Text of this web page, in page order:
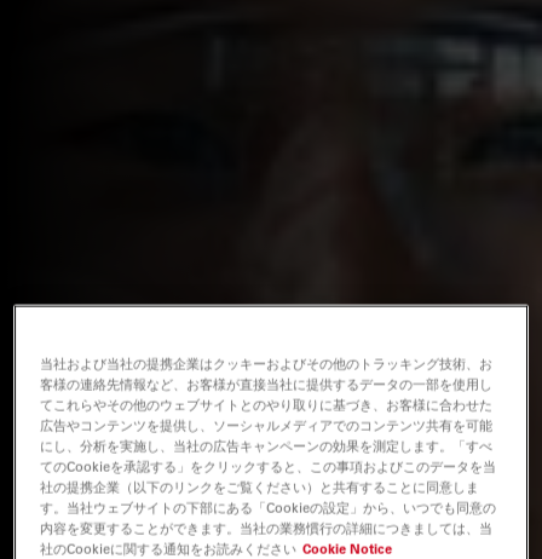
当社および当社の提携企業はクッキーおよびその他のトラッキング技術、お
客様の連絡先情報など、お客様が直接当社に提供するデータの一部を使用し
てこれらやその他のウェブサイトとのやり取りに基づき、お客様に合わせた
広告やコンテンツを提供し、ソーシャルメディアでのコンテンツ共有を可能
にし、分析を実施し、当社の広告キャンペーンの効果を測定します。「すべ
てのCookieを承認する」をクリックすると、この事項およびこのデータを当
社の提携企業（以下のリンクをご覧ください）と共有することに同意しま
す。当社ウェブサイトの下部にある「Cookieの設定」から、いつでも同意の
内容を変更することができます。当社の業務慣行の詳細につきましては、当
社のCookieに関する通知をお読みください Cookie Notice